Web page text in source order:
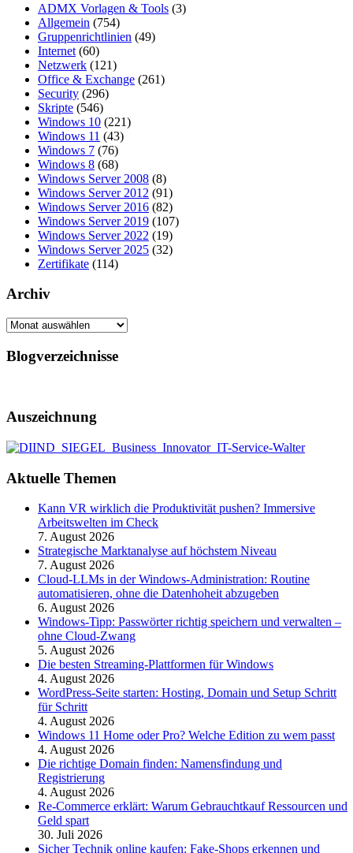
ADMX Vorlagen & Tools (3)
Allgemein (754)
Gruppenrichtlinien (49)
Internet (60)
Netzwerk (121)
Office & Exchange (261)
Security (296)
Skripte (546)
Windows 10 (221)
Windows 11 (43)
Windows 7 (76)
Windows 8 (68)
Windows Server 2008 (8)
Windows Server 2012 (91)
Windows Server 2016 (82)
Windows Server 2019 (107)
Windows Server 2022 (19)
Windows Server 2025 (32)
Zertifikate (114)
Archiv
Archiv
Blogverzeichnisse
Auszeichnung
Aktuelle Themen
Kann VR wirklich die Produktivität pushen? Immersive
Arbeitswelten im Check
7. August 2026
Strategische Marktanalyse auf höchstem Niveau
7. August 2026
Cloud-LLMs in der Windows-Administration: Routine
automatisieren, ohne die Datenhoheit abzugeben
6. August 2026
Windows-Tipp: Passwörter richtig speichern und verwalten –
ohne Cloud-Zwang
5. August 2026
Die besten Streaming-Plattformen für Windows
4. August 2026
WordPress-Seite starten: Hosting, Domain und Setup Schritt
für Schritt
4. August 2026
Windows 11 Home oder Pro? Welche Edition zu wem passt
4. August 2026
Die richtige Domain finden: Namensfindung und
Registrierung
4. August 2026
Re-Commerce erklärt: Warum Gebrauchtkauf Ressourcen und
Geld spart
30. Juli 2026
Sicher Technik online kaufen: Fake-Shops erkennen und